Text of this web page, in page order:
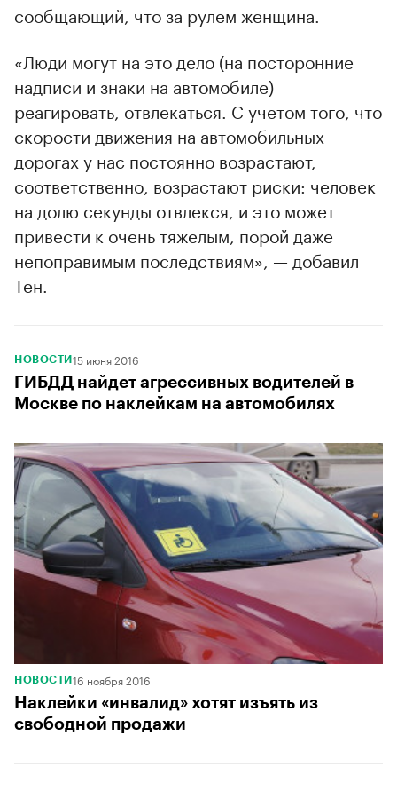
сообщающий, что за рулем женщина.
«Люди могут на это дело (на посторонние
надписи и знаки на автомобиле)
реагировать, отвлекаться. С учетом того, что
скорости движения на автомобильных
дорогах у нас постоянно возрастают,
соответственно, возрастают риски: человек
на долю секунды отвлекся, и это может
привести к очень тяжелым, порой даже
непоправимым последствиям», — добавил
Тен.
НОВОСТИ 15 июня 2016
ГИБДД найдет агрессивных водителей в
Москве по наклейкам на автомобилях
НОВОСТИ 16 ноября 2016
Наклейки «инвалид» хотят изъять из
свободной продажи